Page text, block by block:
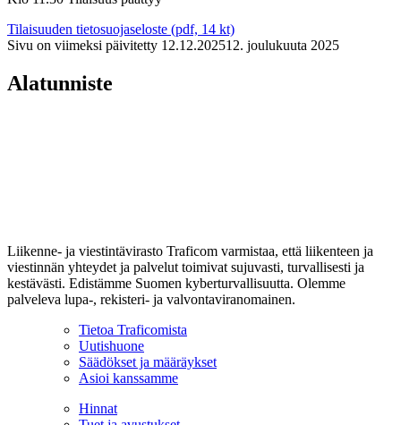
Tilaisuuden tietosuojaseloste (pdf, 14 kt)
Sivu on viimeksi päivitetty 12.12.202512. joulukuuta 2025
Alatunniste
Liikenne- ja viestintävirasto Traficom varmistaa, että liikenteen ja
viestinnän yhteydet ja palvelut toimivat sujuvasti, turvallisesti ja
kestävästi. Edistämme Suomen kyberturvallisuutta. Olemme
palveleva lupa-, rekisteri- ja valvontaviranomainen.
Tietoa Traficomista
Uutishuone
Säädökset ja määräykset
Asioi kanssamme
Hinnat